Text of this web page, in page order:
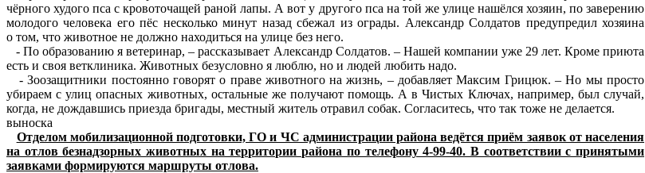
чёрного худого пса с кровоточащей раной лапы. А вот у другого пса на той же улице нашёлся хозяин, по заверению
молодого человека его пёс несколько минут назад сбежал из ограды. Александр Солдатов предупредил хозяина
о том, что животное не должно находиться на улице без него.
- По образованию я ветеринар, – рассказывает Александр Солдатов. – Нашей компании уже 29 лет. Кроме приюта
есть и своя ветклиника. Животных безусловно я люблю, но и людей любить надо.
- Зоозащитники постоянно говорят о праве животного на жизнь, – добавляет Максим Грицюк. – Но мы просто
убираем с улиц опасных животных, остальные же получают помощь. А в Чистых Ключах, например, был случай,
когда, не дождавшись приезда бригады, местный житель отравил собак. Согласитесь, что так тоже не делается.
выноска
Отделом мобилизационной подготовки, ГО и ЧС администрации района ведётся приём заявок от населения
на отлов безнадзорных животных на территории района по телефону 4-99-40. В соответствии с принятыми
заявками формируются маршруты отлова.